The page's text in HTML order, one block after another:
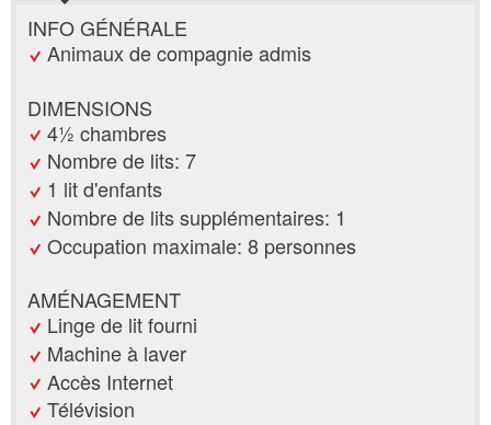
INFO GÉNÉRALE
Animaux de compagnie admis
DIMENSIONS
4½ chambres
Nombre de lits: 7
1 lit d'enfants
Nombre de lits supplémentaires: 1
Occupation maximale: 8 personnes
AMÉNAGEMENT
Linge de lit fourni
Machine à laver
Accès Internet
Télévision